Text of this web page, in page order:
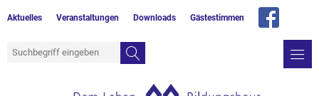
Aktuelles Veranstaltungen Downloads Gästestimmen